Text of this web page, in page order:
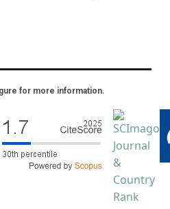
for more information.